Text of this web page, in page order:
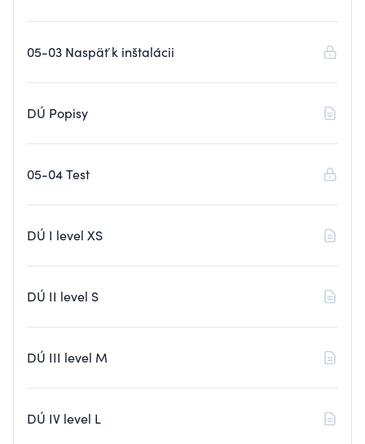
05-03 Naspäť k inštalácii
DÚ Popisy
05-04 Test
DÚ I level XS
DÚ II level S
DÚ III level M
DÚ IV level L